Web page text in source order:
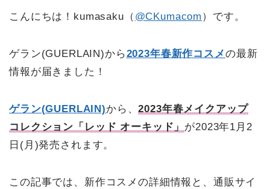
こんにちは！kumasaku（ @CKumacom ）です。
ゲラン(GUERLAIN)から2023年春新作コスメの最新
情報が届きました！
ゲラン(GUERLAIN)から、2023年春メイクアップ
コレクション「レッド オーキッド」 が2023年1月2
日(月)発売されます。
この記事では、新作コスメの詳細情報と、通販サイ